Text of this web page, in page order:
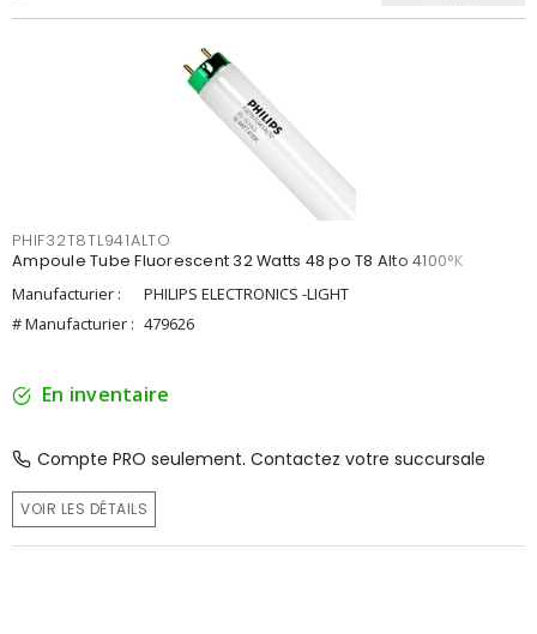
PHIF32T8TL941ALTO
Ampoule Tube Fluorescent 32 Watts 48 po T8 Alto 4100°K
Manufacturier :
PHILIPS ELECTRONICS -LIGHT
# Manufacturier : 479626
En inventaire
Compte PRO seulement. Contactez votre succursale
VOIR LES DÉTAILS